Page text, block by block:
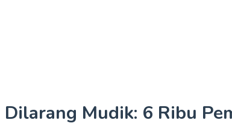
Dilarang Mudik: 6 Ribu